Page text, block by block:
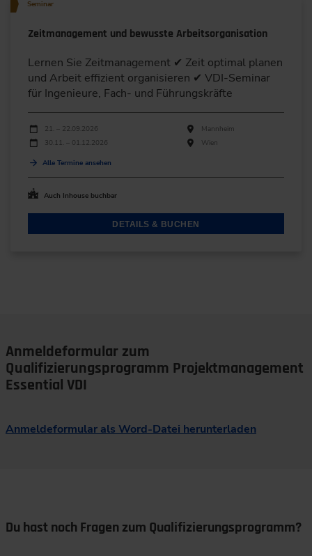
Seminar
Zeitmanagement und bewusste Arbeitsorganisation
Lernen Sie Zeitmanagement ✔ Zeit optimal planen
und Arbeit effizient organisieren ✔ VDI-Seminar
für Ingenieure, Fach- und Führungskräfte
Durchführungen
Veranstaltungsdatum
21. – 22.09.2026
Mannheim
30.11. – 01.12.2026
Wien
Alle Termine ansehen
Auch Inhouse buchbar
DETAILS & BUCHEN
Anmeldeformular zum
Qualifizierungsprogramm Projektmanagement
Essential VDI
Anmeldeformular als Word-Datei herunterladen
Du hast noch Fragen zum Qualifizierungsprogramm?